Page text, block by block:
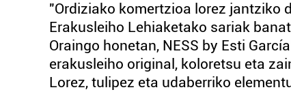
"Ordiziako komertzioa lorez jantziko
Erakusleiho Lehiaketako sariak
Oraingo honetan, NESS by Esti
erakusleiho original, koloretsu eta
Lorez, tulipez eta udaberriko